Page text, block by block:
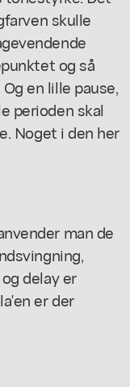
skulle
og så
en lille pause,
perioden skal
Noget i den her
man de
delay er
er der